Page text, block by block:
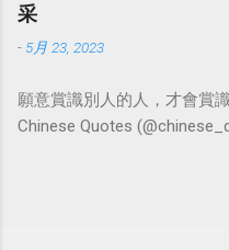
采
- 5月 23, 2023
願意賞識別人的人，才會賞
Chinese Quotes